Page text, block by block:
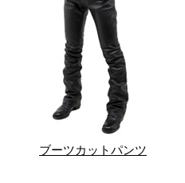
ブーツカットパンツ